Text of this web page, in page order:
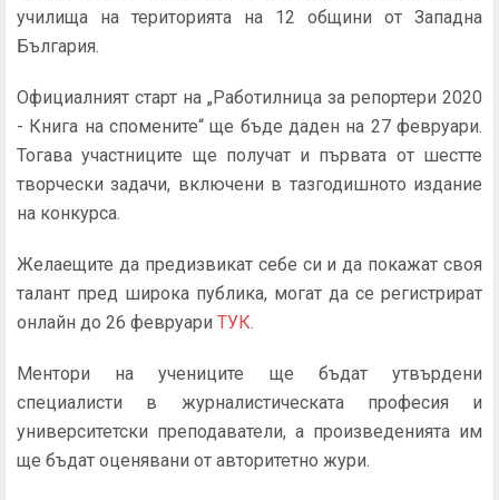
училища на територията на 12 общини от Западна
България.
Официалният старт на „Работилница за репортери 2020
- Книга на спомените“ ще бъде даден на 27 февруари.
Тогава участниците ще получат и първата от шестте
творчески задачи, включени в тазгодишното издание
на конкурса.
Желаещите да предизвикат себе си и да покажат своя
талант пред широка публика, могат да се регистрират
онлайн до 26 февруари ТУК.
Ментори на учениците ще бъдат утвърдени
специалисти в журналистическата професия и
университетски преподаватели, а произведенията им
ще бъдат оценявани от авторитетно жури.